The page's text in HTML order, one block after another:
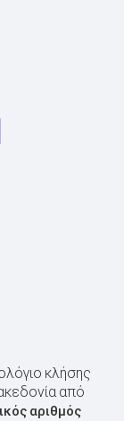
κλήσης
από
αριθμός